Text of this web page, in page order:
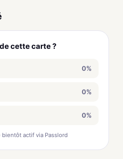
cette carte ?
0%
0%
0%
actif via Passlord